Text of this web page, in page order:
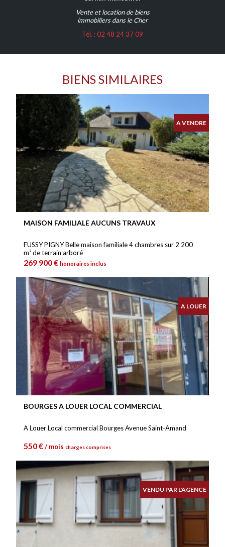
Vente et location de biens
immobiliers dans le Cher
Tél. : 02 48 24 37 09
BIENS SIMILAIRES
A VENDRE
MAISON FAMILIALE AUCUNS TRAVAUX
FUSSY PIGNY Belle maison familiale 4 chambres sur 2 200
m² de terrain arboré
269 900 €honoraires inclus
A LOUER
BOURGES A LOUER LOCAL COMMERCIAL
A Louer Local commercial Bourges Avenue Saint-Amand
550 €/ mois charges comprises
VENDU PAR L'AGENCE